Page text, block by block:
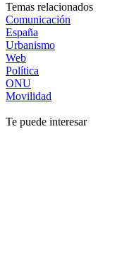
Temas relacionados
Comunicación
España
Urbanismo
Web
Política
ONU
Movilidad
Te puede interesar